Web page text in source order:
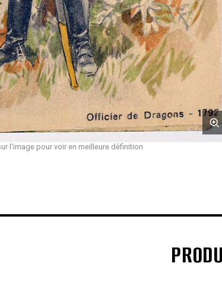
l'image pour voir en meilleure définition